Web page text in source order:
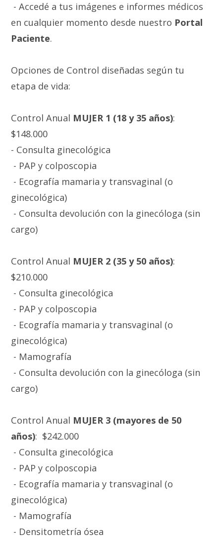
- Accedé a tus imágenes e informes médicos
en cualquier momento desde nuestro Portal
Paciente.
Opciones de Control diseñadas según tu
etapa de vida:
Control Anual MUJER 1 (18 y 35 años):
$148.000
- Consulta ginecológica
- PAP y colposcopia
- Ecografía mamaria y transvaginal (o
ginecológica)
- Consulta devolución con la ginecóloga (sin
cargo)
Control Anual MUJER 2 (35 y 50 años):
$210.000
- Consulta ginecológica
- PAP y colposcopia
- Ecografía mamaria y transvaginal (o
ginecológica)
- Mamografía
- Consulta devolución con la ginecóloga (sin
cargo)
Control Anual MUJER 3 (mayores de 50
años): $242.000
- Consulta ginecológica
- PAP y colposcopia
- Ecografía mamaria y transvaginal (o
ginecológica)
- Mamografía
- Densitometría ósea